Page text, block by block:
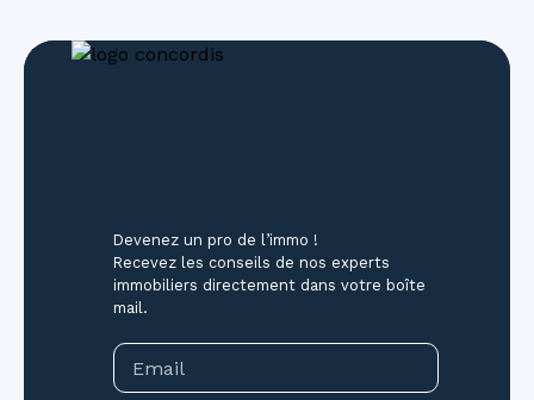
5 appartements ainsi que le second local
commercial sont à vendre. Je vous invite à
informations sur les risques auxquels ce bien
est exposé sont disponibles sur le site
Géorisques : www. georisques. gouv. fr La
sous la responsabilité éditoriale de Mme Joly
Julie, Agent Commercial mandataire en
Devenez un pro de l’immo !
Recevez les conseils de nos experts
immobiliers directement dans votre boîte
mail.
Email